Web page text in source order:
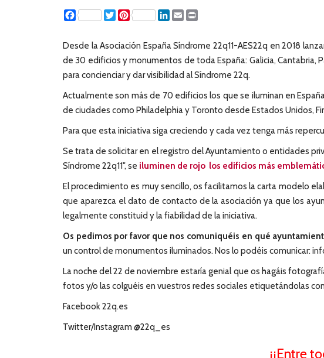
Facebook TwitterPinterest LinkedIn
Email
Desde la Asociación España Síndrome 22q11-AES22q en 2018
de 30 edificios y monumentos de toda España: Galicia, Cantabria,
para concienciar y dar visibilidad al Síndrome 22q.
Actualmente son más de 70 edificios los que se iluminan en
de ciudades como Philadelphia y Toronto desde Estados Unidos,
Para que esta iniciativa siga creciendo y cada vez tenga más
Se trata de solicitar en el registro del Ayuntamiento o entidades
Síndrome 22q11", se iluminen de rojo los edificios más
El procedimiento es muy sencillo, os facilitamos la carta modelo
que aparezca el dato de contacto de la asociación ya que los
legalmente constituid y la fiabilidad de la iniciativa.
Os pedimos por favor que nos comuniquéis en qué
un control de monumentos iluminados. Nos lo podéis comunicar:
La noche del 22 de noviembre estaría genial que os hagáis
fotos y/o las colguéis en vuestros redes sociales etiquetándolas
Facebook 22q.es
Twitter/Instagram @22q_es
¡¡Entre